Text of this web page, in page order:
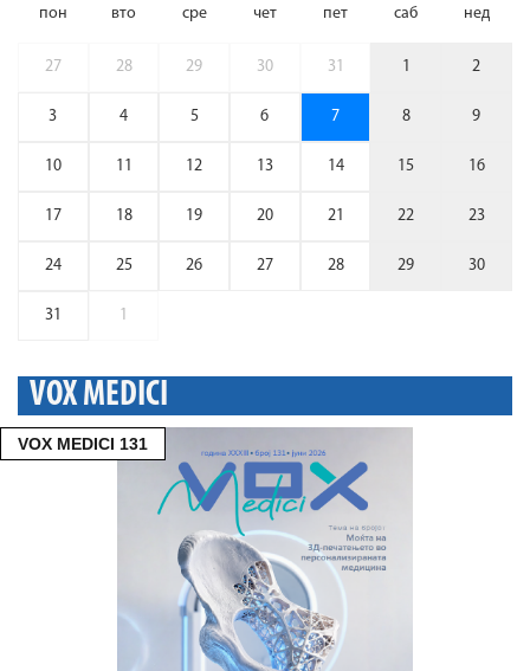
пон вто сре чет пет саб нед
27 28 29 30 31 1 2
3 4 5 6 7 8 9
10 11 12 13 14 15 16
17 18 19 20 21 22 23
24 25 26 27 28 29 30
31 1
VOX MEDICI
VOX MEDICI 131